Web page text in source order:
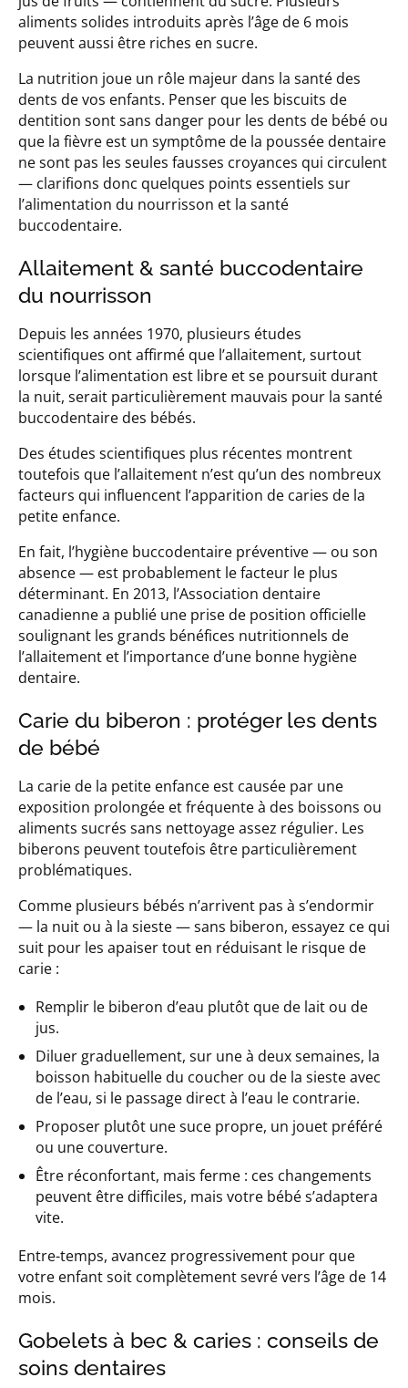
aliments solides introduits après l’âge de 6 mois
peuvent aussi être riches en sucre.
La nutrition joue un rôle majeur dans la santé des
dents de vos enfants. Penser que les biscuits de
dentition sont sans danger pour les dents de bébé ou
que la fièvre est un symptôme de la poussée dentaire
ne sont pas les seules fausses croyances qui circulent
— clarifions donc quelques points essentiels sur
l’alimentation du nourrisson et la santé
buccodentaire.
Allaitement & santé buccodentaire
du nourrisson
Depuis les années 1970, plusieurs études
scientifiques ont affirmé que l’allaitement, surtout
lorsque l’alimentation est libre et se poursuit durant
la nuit, serait particulièrement mauvais pour la santé
buccodentaire des bébés.
Des études scientifiques plus récentes montrent
toutefois que l’allaitement n’est qu’un des nombreux
facteurs qui influencent l’apparition de caries de la
petite enfance.
En fait, l’hygiène buccodentaire préventive — ou son
absence — est probablement le facteur le plus
déterminant. En 2013, l’Association dentaire
canadienne a publié une prise de position officielle
soulignant les grands bénéfices nutritionnels de
l’allaitement et l’importance d’une bonne hygiène
dentaire.
Carie du biberon : protéger les dents
de bébé
La carie de la petite enfance est causée par une
exposition prolongée et fréquente à des boissons ou
aliments sucrés sans nettoyage assez régulier. Les
biberons peuvent toutefois être particulièrement
problématiques.
Comme plusieurs bébés n’arrivent pas à s’endormir
— la nuit ou à la sieste — sans biberon, essayez ce qui
suit pour les apaiser tout en réduisant le risque de
carie :
Remplir le biberon d’eau plutôt que de lait ou de
jus.
Diluer graduellement, sur une à deux semaines, la
boisson habituelle du coucher ou de la sieste avec
de l’eau, si le passage direct à l’eau le contrarie.
Proposer plutôt une suce propre, un jouet préféré
ou une couverture.
Être réconfortant, mais ferme : ces changements
peuvent être difficiles, mais votre bébé s’adaptera
vite.
Entre-temps, avancez progressivement pour que
votre enfant soit complètement sevré vers l’âge de 14
mois.
Gobelets à bec & caries : conseils de
soins dentaires